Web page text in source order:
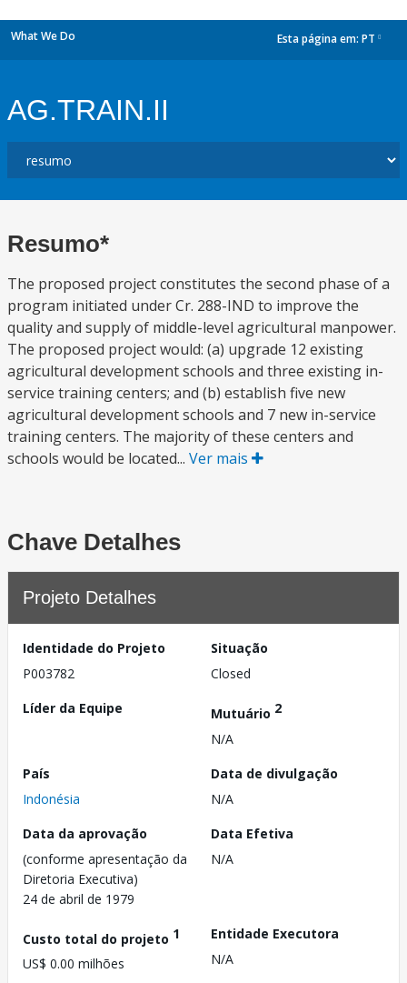
What We Do Esta página em: PT
AG.TRAIN.II
Resumo*
The proposed project constitutes the second phase of a
program initiated under Cr. 288-IND to improve the
quality and supply of middle-level agricultural manpower.
The proposed project would: (a) upgrade 12 existing
agricultural development schools and three existing in-
service training centers; and (b) establish five new
agricultural development schools and 7 new in-service
training centers. The majority of these centers and
schools would be located... Ver mais
Chave Detalhes
Projeto Detalhes
Identidade do Projeto
P003782
Situação
Closed
Líder da Equipe
Mutuário 2
N/A
País
Indonésia
Data de divulgação
N/A
Data da aprovação
(conforme apresentação da
Diretoria Executiva)
24 de abril de 1979
Data Efetiva
N/A
Custo total do projeto 1
US$ 0.00 milhões
Entidade Executora
N/A